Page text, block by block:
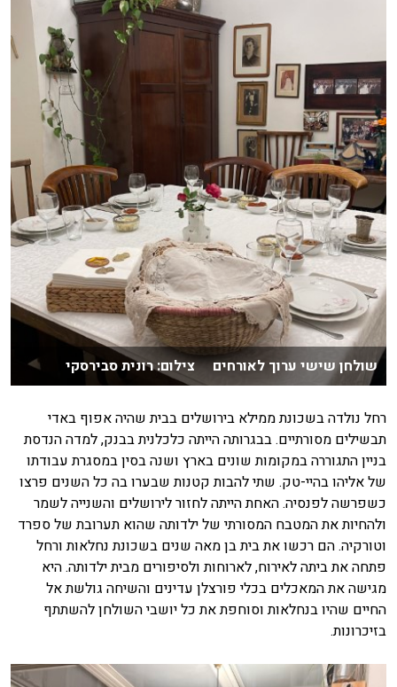
שולחן שישי ערוך לאורחים צילום: רונית סבירסקי
רחל נולדה בשכונת ממילא בירושלים בבית שהיה אפוף באדי
תבשילים מסורתיים. בבגרותה הייתה כלכלנית בבנק, למדה הנדסת
בניין התגוררה במקומות שונים בארץ ושנה בסין במסגרת עבודתו
של אליהו בהיי-טק. שתי להבות קטנות שבערו בה כל השנים פרצו
כשפרשה לפנסיה. האחת הייתה לחזור לירושלים והשנייה לשמר
ולהחיות את המטבח המסורתי של ילדותה שהוא תערובת של ספרד
וטורקיה. הם רכשו את בית בן מאה שנים בשכונת נחלאות ורחל
פתחה את ביתה לאירוח, לארוחות ולסיפורים מבית ילדותה. היא
מגישה את המאכלים בכלי פורצלן עדינים והשיחה גולשת אל
החיים שהיו בנחלאות וסוחפת את כל יושבי השולחן להשתתף
בזיכרונות.